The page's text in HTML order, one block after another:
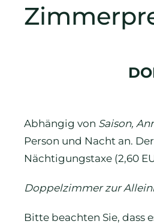
Abhängig von Saison,
Person und Nacht an.
Nächtigungstaxe (2,60
Doppelzimmer zur
Bitte beachten Sie, dass